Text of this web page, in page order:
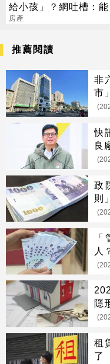
給小孩」？網吐槽：能
房就不差這點錢
房產
推薦閱讀
非
市
快
良
政
則
人
隱
租
了